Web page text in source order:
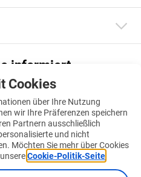
Cookies
über Ihre Nutzung
wir Ihre Präferenzen speichern
Partnern ausschließlich
und nicht
Möchten Sie mehr über Cookies
Cookie-Politik-Seite
informiert
App herunter
auch auf